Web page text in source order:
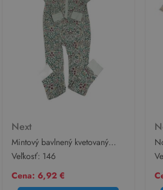
Next
Mintový bavlnený kvetovaný
overal s vtáčky Next
Veľkosť: 146
Cena: 6,92 €